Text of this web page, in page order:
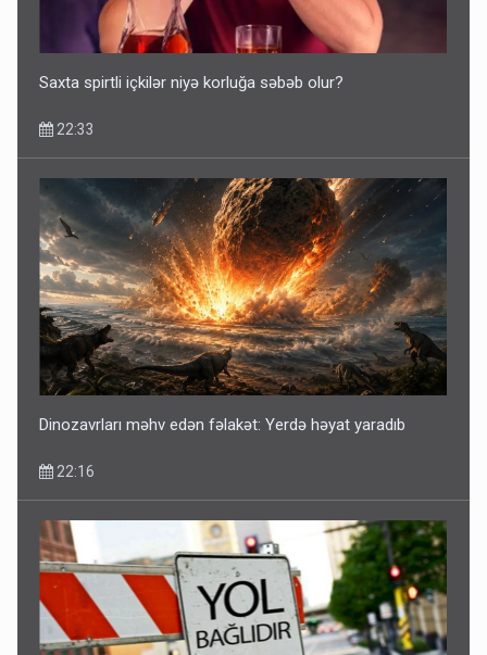
5 Avqust 16:56
Saxta spirtli içkilər niyə korluğa səbəb olur?
22:33
Dinozavrları məhv edən fəlakət: Yerdə həyat yaradıb
22:16